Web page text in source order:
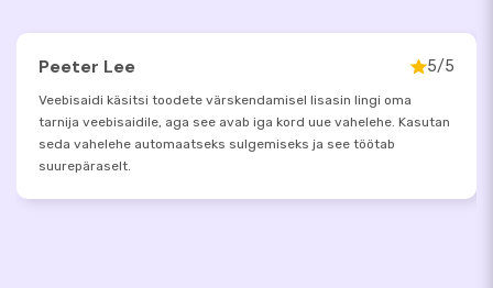
Peeter Lee 5/5
Veebisaidi käsitsi toodete värskendamisel lisasin lingi oma
tarnija veebisaidile, aga see avab iga kord uue vahelehe. Kasutan
seda vahelehe automaatseks sulgemiseks ja see töötab
suurepäraselt.